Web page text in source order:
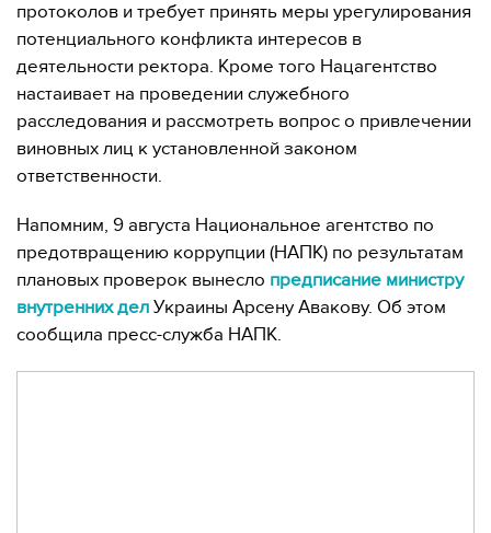
протоколов и требует принять меры урегулирования
потенциального конфликта интересов в
деятельности ректора. Кроме того Нацагентство
настаивает на проведении служебного
расследования и рассмотреть вопрос о привлечении
виновных лиц к установленной законом
ответственности.
Напомним, 9 августа Национальное агентство по
предотвращению коррупции (НАПК) по результатам
плановых проверок вынесло предписание министру
внутренних дел Украины Арсену Авакову. Об этом
сообщила пресс-служба НАПК.